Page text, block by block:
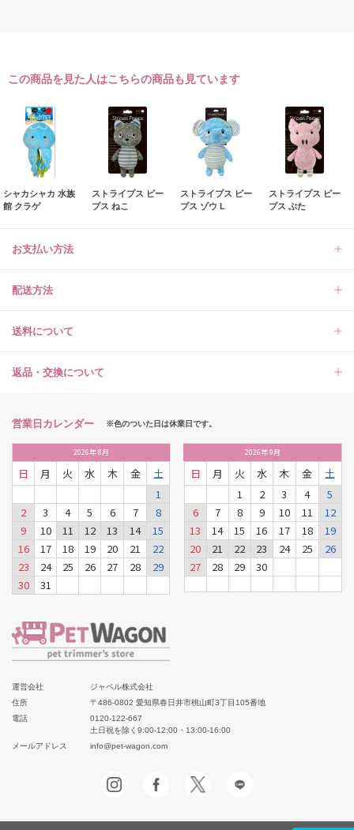
この商品を見た人はこちらの商品も見ています
シャカシャカ 水族
館 クラゲ
ストライプス ピー
プス ねこ
ストライプス ピー
プス ゾウ L
ストライプス ピー
プス ぶた
お支払い方法
配送方法
送料について
返品・交換について
営業日カレンダー ※色のついた日は休業日です。
2026年8月
日 月 火 水 木 金
土
1
2
3 4 5 6 7
8
9
10 11 12 13 14
15
16
17 18 19 20 21
22
23
24 25 26 27 28
29
30
31
2026年9月
日 月 火 水 木 金
土
1
2 3 4
5
6
7 8 9 10 11
12
13
14 15 16 17 18
19
20
21 22 23 24 25
26
27
28 29 30
運営会社
ジャペル株式会社
住所
〒486-0802 愛知県春日井市桃山町3丁目105番地
電話
0120-122-667
土日祝を除く9:00-12:00・13:00-16:00
メールアドレス
info@pet-wagon.com